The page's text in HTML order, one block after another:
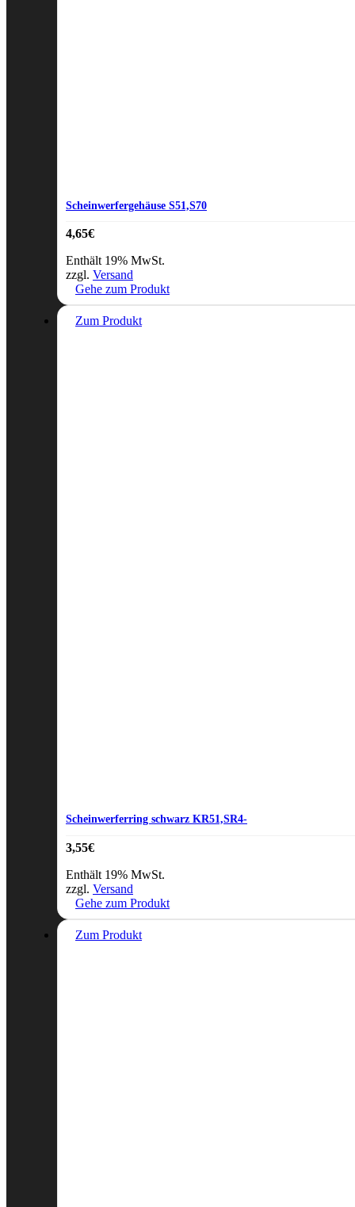
Scheinwerfergehäuse S51,S70
4,65€
Enthält 19% MwSt.
zzgl. Versand
Gehe zum Produkt
Zum Produkt
Scheinwerferring schwarz KR51,SR4-
3,55€
Enthält 19% MwSt.
zzgl. Versand
Gehe zum Produkt
Zum Produkt